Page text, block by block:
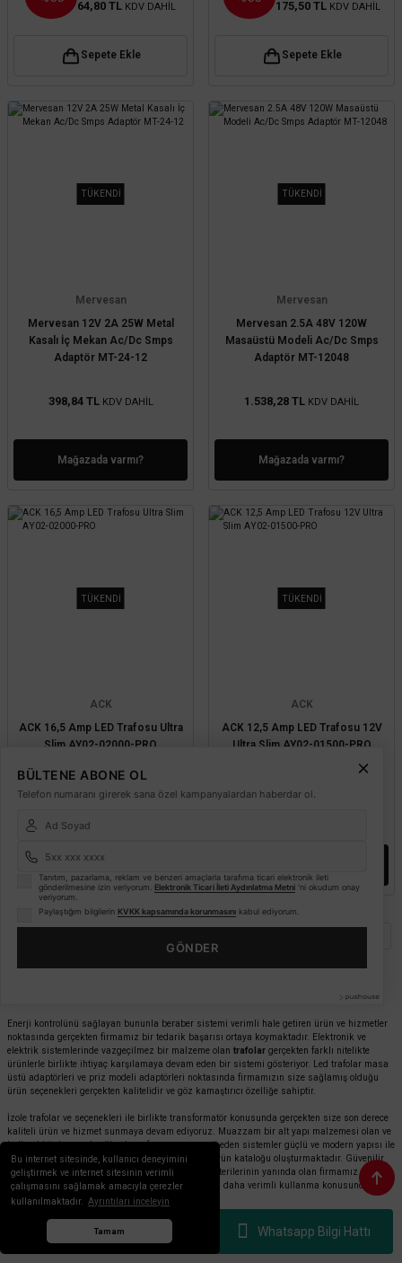
Bu internet sitesinde, kullanıcı deneyimini
geliştirmek ve internet sitesinin verimli
çalışmasını sağlamak amacıyla çerezler
kullanılmaktadır.
Ayrıntıları inceleyin
Tamam Whatsapp Bilgi Hattı
64,80 TL KDV DAHİL
Sepete Ekle
175,50 TL KDV DAHİL
Sepete Ekle
TÜKENDİ
Mervesan
Mervesan 12V 2A 25W Metal
Kasalı İç Mekan Ac/Dc Smps
Adaptör MT-24-12
398,84 TL KDV DAHİL
Mağazada varmı?
TÜKENDİ
Mervesan
Mervesan 2.5A 48V 120W
Masaüstü Modeli Ac/Dc Smps
Adaptör MT-12048
1.538,28 TL KDV DAHİL
Mağazada varmı?
TÜKENDİ
ACK
ACK 16,5 Amp LED Trafosu Ultra
Slim AY02-02000-PRO
1.843,20 TL
Mağazada varmı?
TÜKENDİ
ACK
ACK 12,5 Amp LED Trafosu 12V
Ultra Slim AY02-01500-PRO
1.382,40 TL
Enerji kontrolünü sağlayan bununla beraber sistemi verimli hale getiren ürün ve hizmetler
noktasında gerçekten firmamız bir tedarik başarısı ortaya koymaktadır. Elektronik ve
elektrik sistemlerinde vazgeçilmez bir malzeme olan trafolar gerçekten farklı nitelikte
ürünlerle birlikte ihtiyaç karşılamaya devam eden bir sistemi gösteriyor. Led trafolar masa
üstü adaptörleri ve priz modeli adaptörleri noktasında firmamızın size sağlamış olduğu
ürün seçenekleri gerçekten kalitelidir ve göz kamaştırıcı özelliğe sahiptir.
İzole trafolar ve seçenekleri ile birlikte transformatör konusunda gerçekten size son derece
kaliteli ürün ve hizmet sunmaya devam ediyoruz. Muazzam bir alt yapı malzemesi olan ve
kullanıldığı her yerde yüksek performansı garanti eden sistemler güçlü ve modern yapısı ile
birlikte ihtiyaç sahiplerine gerçekten nitelikli bir ürün kataloğu oluşturmaktadır. Güvenilir
ve dayanıklı malzeme konusunda her zaman müşterilerinin yanında olan firmamız güçlü
ve kullanışlı modelleri ile birlikte elektrik enerjisini daha verimli kullanma konusunda
gereken yardımı sağlamaya devam ediyor.
DC Trafo
Değişik çeşitli trafolar alternatifleri konusunda son derece geniş ve nitelikli ürün yelpazesi
BÜLTENE ABONE OL
Telefon numaranı girerek sana özel kampanyalardan haberdar ol.
Tanıtım, pazarlama, reklam ve benzeri amaçlarla tarafıma ticari elektronik ileti
gönderilmesine izin veriyorum. Elektronik Ticari İleti Aydınlatma Metni 'ni okudum onay
veriyorum.
Paylaştığım bilgilerin KVKK kapsamında korunmasını kabul ediyorum.
GÖNDER